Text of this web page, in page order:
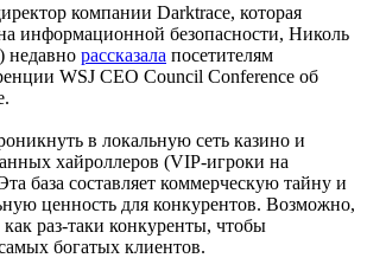
компании Darktrace, которая
информационной безопасности, Николь
недавно рассказала посетителям
WSJ CEO Council Conference об
в локальную сеть казино и
хайроллеров (VIP-игроки на
база составляет коммерческую тайну и
ценность для конкурентов. Возможно,
раз-таки конкуренты, чтобы
богатых клиентов.